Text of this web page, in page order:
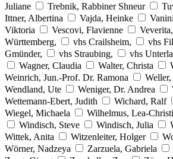
Juliane
Trebnik, Rabbiner Shneur
Ittner, Albertina
Vajda, Heinke
Viktoria
Vescovi, Flavienne
Württemberg,
vhs Crailsheim, vhs
Gmünder,
vhs Straubing, vhs
Wagner, Claudia
Walter, Christa
Weinrich, Jun.-Prof. Dr. Ramona
Wendland, Ute
Weniger, Dr. Andrea
Wettemann-Ebert, Judith
Wichard, Ralf
Wiegel, Michaela
Wilhelmus, Lea-
Windisch, Steve
Windisch, Julia
Wittek, Anita
Witzenleiter, Holger
Wörner, Nadzeya
Zarzuela, Gabriela